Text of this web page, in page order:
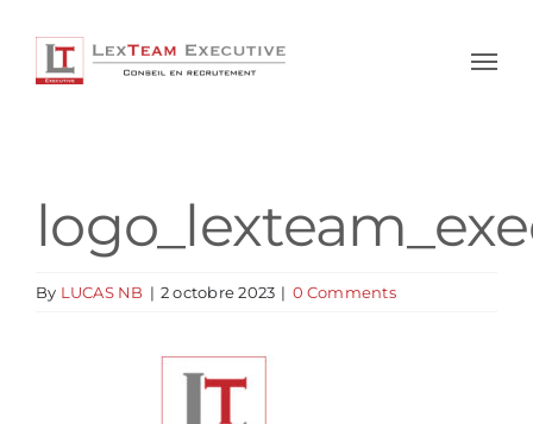
content
By LUCAS NB | 2 octobre 2023 | 0 Comments